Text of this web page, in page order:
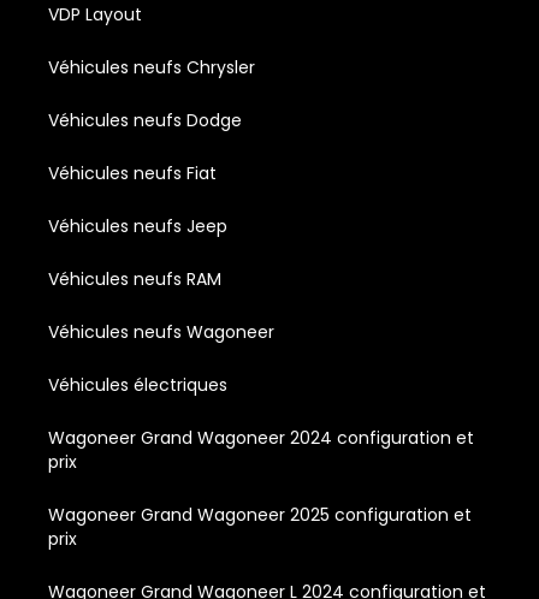
VDP Layout
Véhicules neufs Chrysler
Véhicules neufs Dodge
Véhicules neufs Fiat
Véhicules neufs Jeep
Véhicules neufs RAM
Véhicules neufs Wagoneer
Véhicules électriques
Wagoneer Grand Wagoneer 2024 configuration et
prix
Wagoneer Grand Wagoneer 2025 configuration et
prix
Wagoneer Grand Wagoneer L 2024 configuration et